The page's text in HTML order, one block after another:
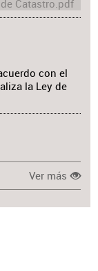
con el
la Ley de
Ver más